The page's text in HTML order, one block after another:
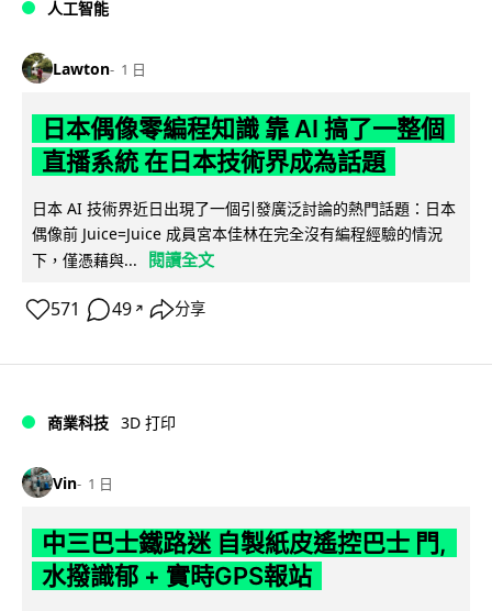
人工智能
Lawton 1 日
日本偶像零編程知識 靠 AI 搞了一整個
直播系統 在日本技術界成為話題
日本 AI 技術界近日出現了一個引發廣泛討論的熱門話題：日本
偶像前 Juice=Juice 成員宮本佳林在完全沒有編程經驗的情況
下，僅憑藉與...
閱讀全文
571 49 ↗ 分享
商業科技 3D 打印
Vin 1 日
中三巴士鐵路迷 自製紙皮遙控巴士 門,
水撥識郁 + 實時GPS報站